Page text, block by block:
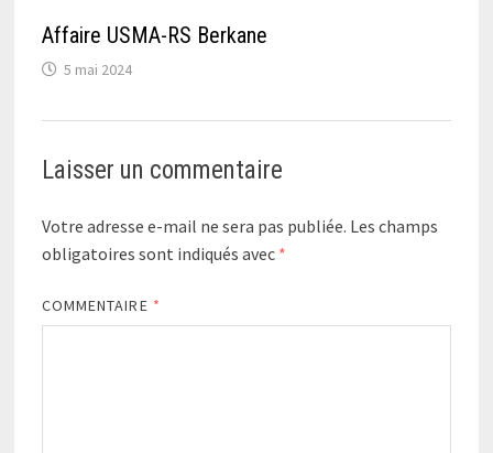
Affaire USMA-RS Berkane
5 mai 2024
Laisser un commentaire
Votre adresse e-mail ne sera pas publiée. Les champs
obligatoires sont indiqués avec *
COMMENTAIRE *